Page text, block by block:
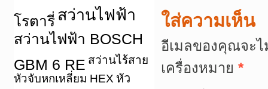
โรตารี่ สว่านไฟฟ้า
สว่านไฟฟ้า BOSCH
GBM 6 RE สว่านไร้สาย
หัวจับหกเหลี่ยม HEX หัว
ใส่ความเห็น
อีเมลของคุณจะ
เครื่องหมาย *